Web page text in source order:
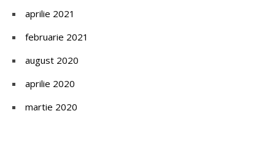
aprilie 2021
februarie 2021
august 2020
aprilie 2020
martie 2020